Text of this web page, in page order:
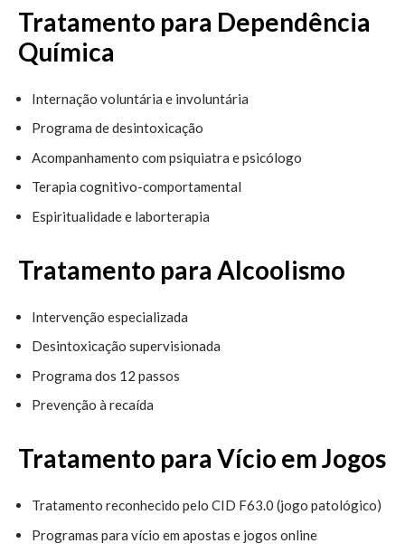
Tratamento para Dependência
Química
Internação voluntária e involuntária
Programa de desintoxicação
Acompanhamento com psiquiatra e psicólogo
Terapia cognitivo-comportamental
Espiritualidade e laborterapia
Tratamento para Alcoolismo
Intervenção especializada
Desintoxicação supervisionada
Programa dos 12 passos
Prevenção à recaída
Tratamento para Vício em Jogos
Tratamento reconhecido pelo CID F63.0 (jogo patológico)
Programas para vício em apostas e jogos online